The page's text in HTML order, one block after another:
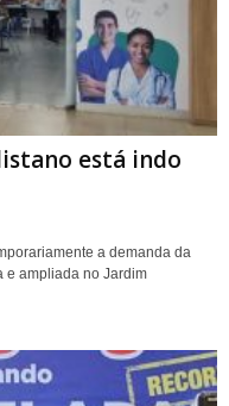
está indo
a demanda da
e ampliada no Jardim